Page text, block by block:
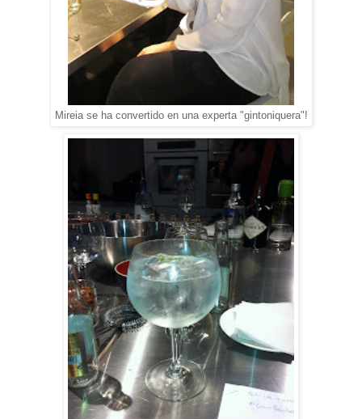
Mireia se ha convertido en una experta "gintoniquera"!